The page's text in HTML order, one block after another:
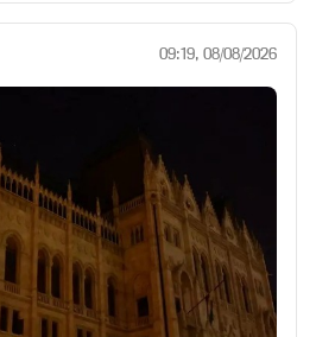
09:19, 08/08/2026